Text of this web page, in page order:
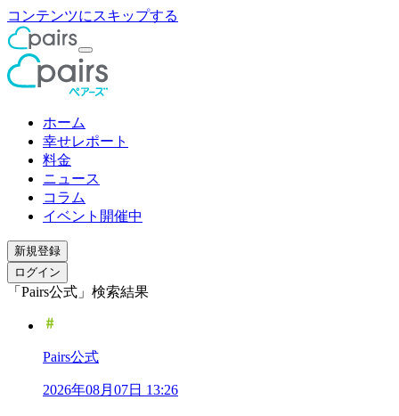
コンテンツにスキップする
ホーム
幸せレポート
料金
ニュース
コラム
イベント開催中
新規登録
ログイン
「Pairs公式」検索結果
Pairs公式
2026年08月07日 13:26